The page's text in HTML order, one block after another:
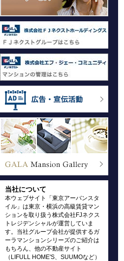
当社について
本ウェブサイト「東京アーバンスタ
イル」は東京・横浜の高級賃貸マン
ションを取り扱う株式会社FJネクス
トレジデンシャルが運営していま
す。当社グループ会社が提供するガ
ーラマンションシリーズのご紹介は
もちろん、他の不動産サイト
（LIFULL HOME'S、SUUMOなど）